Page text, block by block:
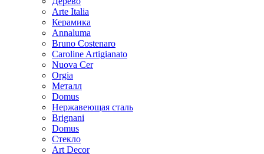
Arte Italia
Керамика
Annaluma
Bruno Costenaro
Caroline Artigianato
Nuova Cer
Orgia
Металл
Domus
Нержавеющая сталь
Brignani
Domus
Стекло
Art Decor